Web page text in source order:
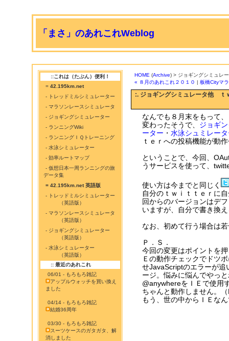
「まさ」のあれこれWeblog
::これは（たぶん）便利！
= 42.195km.net
- トレッドミルシミュレーター
- マラソンレースシミュレータ
- ジョギングシミュレーター
- ランニングWiki
- ランニングＩＱトレーニング
- 水泳シミュレーター
- 効率ルートマップ
- 仮想日本一周ランニングの旅
データ集
= 42.195km.net 英語版
- トレッドミルシミュレーター
（英語版）
- マラソンレースシミュレータ
（英語版）
- ジョギングシミュレーター
（英語版）
- 水泳シミュレーター
（英語版）
:: 最近のあれこれ
06/01 - もろもろ雑記
アップルウォッチを買い換え
ました
04/14 - もろもろ雑記
結婚36周年
03/30 - もろもろ雑記
スーツケースのガタガタ、解
消しました
HOME (Archive) > ジョギングシミュレ
« ８月のあれこれ２０１０ | 板橋Cityマ
:. ジョギングシミュレータ他 ｔ
なんでも８月末をもって
変わったそうで、 ジョギ
ーター ・ 水泳シュミレー
ｔｅｒへの投稿機能が動
ということで、今回、
うサービスを使って、
使い方は今までと同じく
自分のｔｗｉｔｔｅｒに
回からのバージョンはデ
いますが、自分で書き換
なお、初めて行う場合は
Ｐ．Ｓ．
今回の変更はポイントを
Ｅの動作チェックでドツ
せJavaScriptのエラーが追
ージ。悩みに悩んでやっ
@anywhereをＩＥで使用
ちゃんと動作しません。
もう、世の中からＩＥな